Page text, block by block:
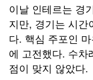
이날 인테르는 경
지만, 경기는 시간
다. 핵심 주포인
에 고전했다. 수차
점이 맞지 않았다.